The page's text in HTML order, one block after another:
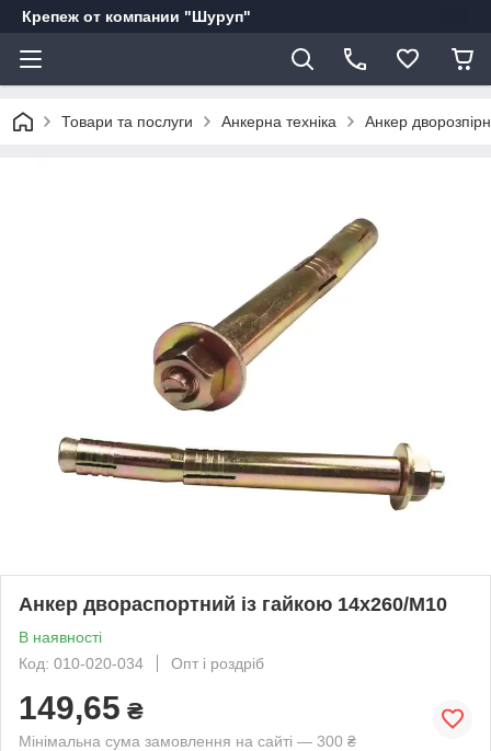
Крепеж от компании "Шуруп"
Товари та послуги Анкерна техніка Анкер
Анкер двораспортний із гайкою 14х260/М10
В наявності
Код: 010-020-034
Опт і роздріб
149,65 ₴
Мінімальна сума замовлення на сайті — 300 ₴